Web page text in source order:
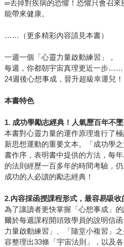
∞丟掉對疾病的恐懼！恐懼只會召來
能帶來健康。
……（更多精彩內容請見本書）
一週一個「心靈力量啟動練習」，
每週，你都朝宇宙真理更近一步……
24週後心想事成，晉升超級幸運兒！
本書特色
1. 成功學勵志經典！人氣歷百年不墜
本書對心靈力量的運作原理進行了
新思想運動的重要文本。「成功學
書作序，表明書中提供的方法，每
的法則經歷一百多年的時間考驗，
成功的人必讀的勵志經典！
2.內容採函授課程形式，最容易吸收
為了讓讀者更快掌握「心想事成」
爾於每週課程開頭致學員的說明信
力量啟動練習」、「隨堂小複習」
容整理出33條「宇宙法則」，以及